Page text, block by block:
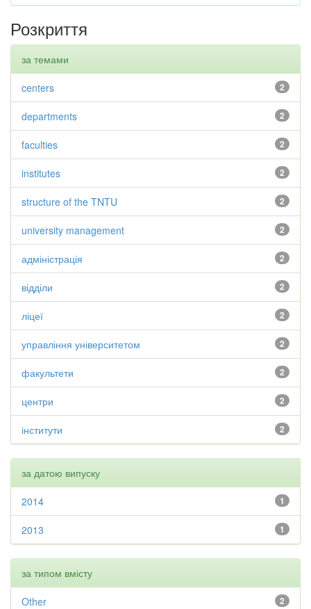
Розкриття
за темами
2
centers
2
departments
2
faculties
2
institutes
2
structure of the TNTU
2
university management
2
адміністрація
2
відділи
2
ліцеї
2
управління університетом
2
факультети
2
центри
2
інститути
за датою випуску
1
2014
1
2013
за типом вмісту
2
Other